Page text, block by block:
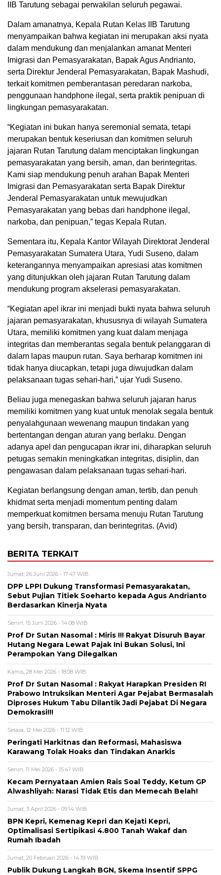
IIB Tarutung sebagai perwakilan seluruh pegawai.
Dalam amanatnya, Kepala Rutan Kelas IIB Tarutung
menyampaikan bahwa kegiatan ini merupakan aksi nyata
dalam mendukung dan menjalankan amanat Menteri
Imigrasi dan Pemasyarakatan, Bapak Agus Andrianto,
serta Direktur Jenderal Pemasyarakatan, Bapak Mashudi,
terkait komitmen pemberantasan peredaran narkoba,
penggunaan handphone ilegal, serta praktik penipuan di
lingkungan pemasyarakatan.
“Kegiatan ini bukan hanya seremonial semata, tetapi
merupakan bentuk keseriusan dan komitmen seluruh
jajaran Rutan Tarutung dalam menciptakan lingkungan
pemasyarakatan yang bersih, aman, dan berintegritas.
Kami siap mendukung penuh arahan Bapak Menteri
Imigrasi dan Pemasyarakatan serta Bapak Direktur
Jenderal Pemasyarakatan untuk mewujudkan
Pemasyarakatan yang bebas dari handphone ilegal,
narkoba, dan penipuan,” tegas Kepala Rutan.
Sementara itu, Kepala Kantor Wilayah Direktorat Jenderal
Pemasyarakatan Sumatera Utara, Yudi Suseno, dalam
keterangannya menyampaikan apresiasi atas komitmen
yang ditunjukkan oleh jajaran Rutan Tarutung dalam
mendukung program akselerasi pemasyarakatan.
“Kegiatan apel ikrar ini menjadi bukti nyata bahwa seluruh
jajaran pemasyarakatan, khususnya di wilayah Sumatera
Utara, memiliki komitmen yang kuat dalam menjaga
integritas dan memberantas segala bentuk pelanggaran di
dalam lapas maupun rutan. Saya berharap komitmen ini
tidak hanya diucapkan, tetapi juga diwujudkan dalam
pelaksanaan tugas sehari-hari,” ujar Yudi Suseno.
Beliau juga menegaskan bahwa seluruh jajaran harus
memiliki komitmen yang kuat untuk menolak segala bentuk
penyalahgunaan wewenang maupun tindakan yang
bertentangan dengan aturan yang berlaku. Dengan
adanya apel dan pengucapan ikrar ini, diharapkan seluruh
petugas semakin meningkatkan integritas, disiplin, dan
pengawasan dalam pelaksanaan tugas sehari-hari.
Kegiatan berlangsung dengan aman, tertib, dan penuh
khidmat serta menjadi momentum penting dalam
memperkuat komitmen bersama menuju Rutan Tarutung
yang bersih, transparan, dan berintegritas. (Avid)
BERITA TERKAIT
Jumat, 26 Juni 2026 - 17:47 WIB
DPP LPPI Dukung Transformasi Pemasyarakatan,
Sebut Pujian Titiek Soeharto kepada Agus Andrianto
Berdasarkan Kinerja Nyata
Senin, 15 Juni 2026 - 14:08 WIB
Prof Dr Sutan Nasomal : Miris !!! Rakyat Disuruh Bayar
Hutang Negara Lewat Pajak Ini Bukan Solusi, Ini
Perampokan Yang Dilegalkan
Kamis, 28 Mei 2026 - 18:08 WIB
Prof Dr Sutan Nasomal : Rakyat Harapkan Presiden RI
Prabowo Intruksikan Menteri Agar Pejabat Bermasalah
Diproses Hukum Tabu Dilantik Jadi Pejabat Di Negara
Demokrasi!!!
Selasa, 12 Mei 2026 - 11:12 WIB
Peringati Harkitnas dan Reformasi, Mahasiswa
Karawang Tolak Hoaks dan Tindakan Anarkis
Senin, 11 Mei 2026 - 15:41 WIB
Kecam Pernyataan Amien Rais Soal Teddy, Ketum GP
Alwashliyah: Narasi Tidak Etis dan Memecah Belah!
Jumat, 3 April 2026 - 09:14 WIB
BPN Kepri, Kemenag Kepri dan Kejati Kepri,
Optimalisasi Sertipikasi 4.800 Tanah Wakaf dan
Rumah Ibadah
Jumat, 20 Februari 2026 - 14:19 WIB
Publik Dukung Langkah BGN, Skema Insentif SPPG